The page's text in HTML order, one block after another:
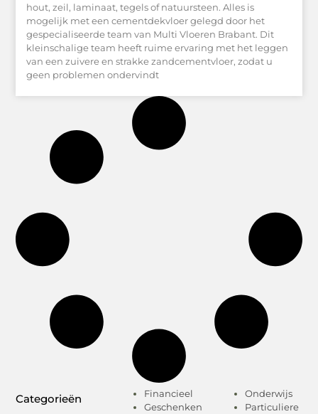
hout, zeil, laminaat, tegels of natuursteen. Alles is
mogelijk met een cementdekvloer gelegd door het
gespecialiseerde team van Multi Vloeren Brabant. Dit
kleinschalige team heeft ruime ervaring met het leggen
van een zuivere en strakke zandcementvloer, zodat u
geen problemen ondervindt
Categorieën
Financieel
Geschenken
Onderwijs
Particuliere